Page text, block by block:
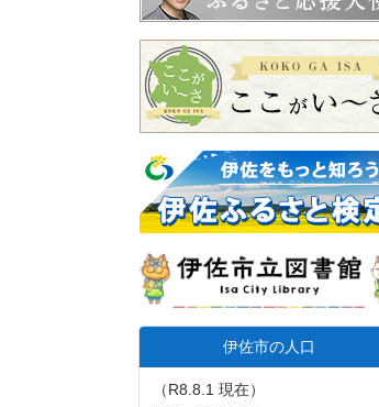
伊佐市の人口
（R8.8.1 現在）